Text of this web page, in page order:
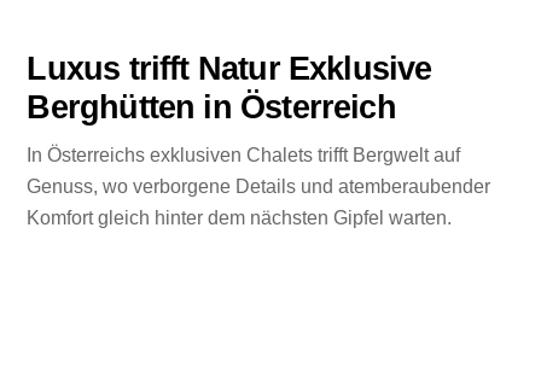
Luxus trifft Natur Exklusive
Berghütten in Österreich
In Österreichs exklusiven Chalets trifft Bergwelt auf
Genuss, wo verborgene Details und atemberaubender
Komfort gleich hinter dem nächsten Gipfel warten.